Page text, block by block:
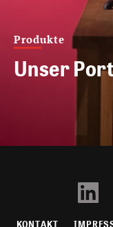
Produkte
Unser
KONTAKT